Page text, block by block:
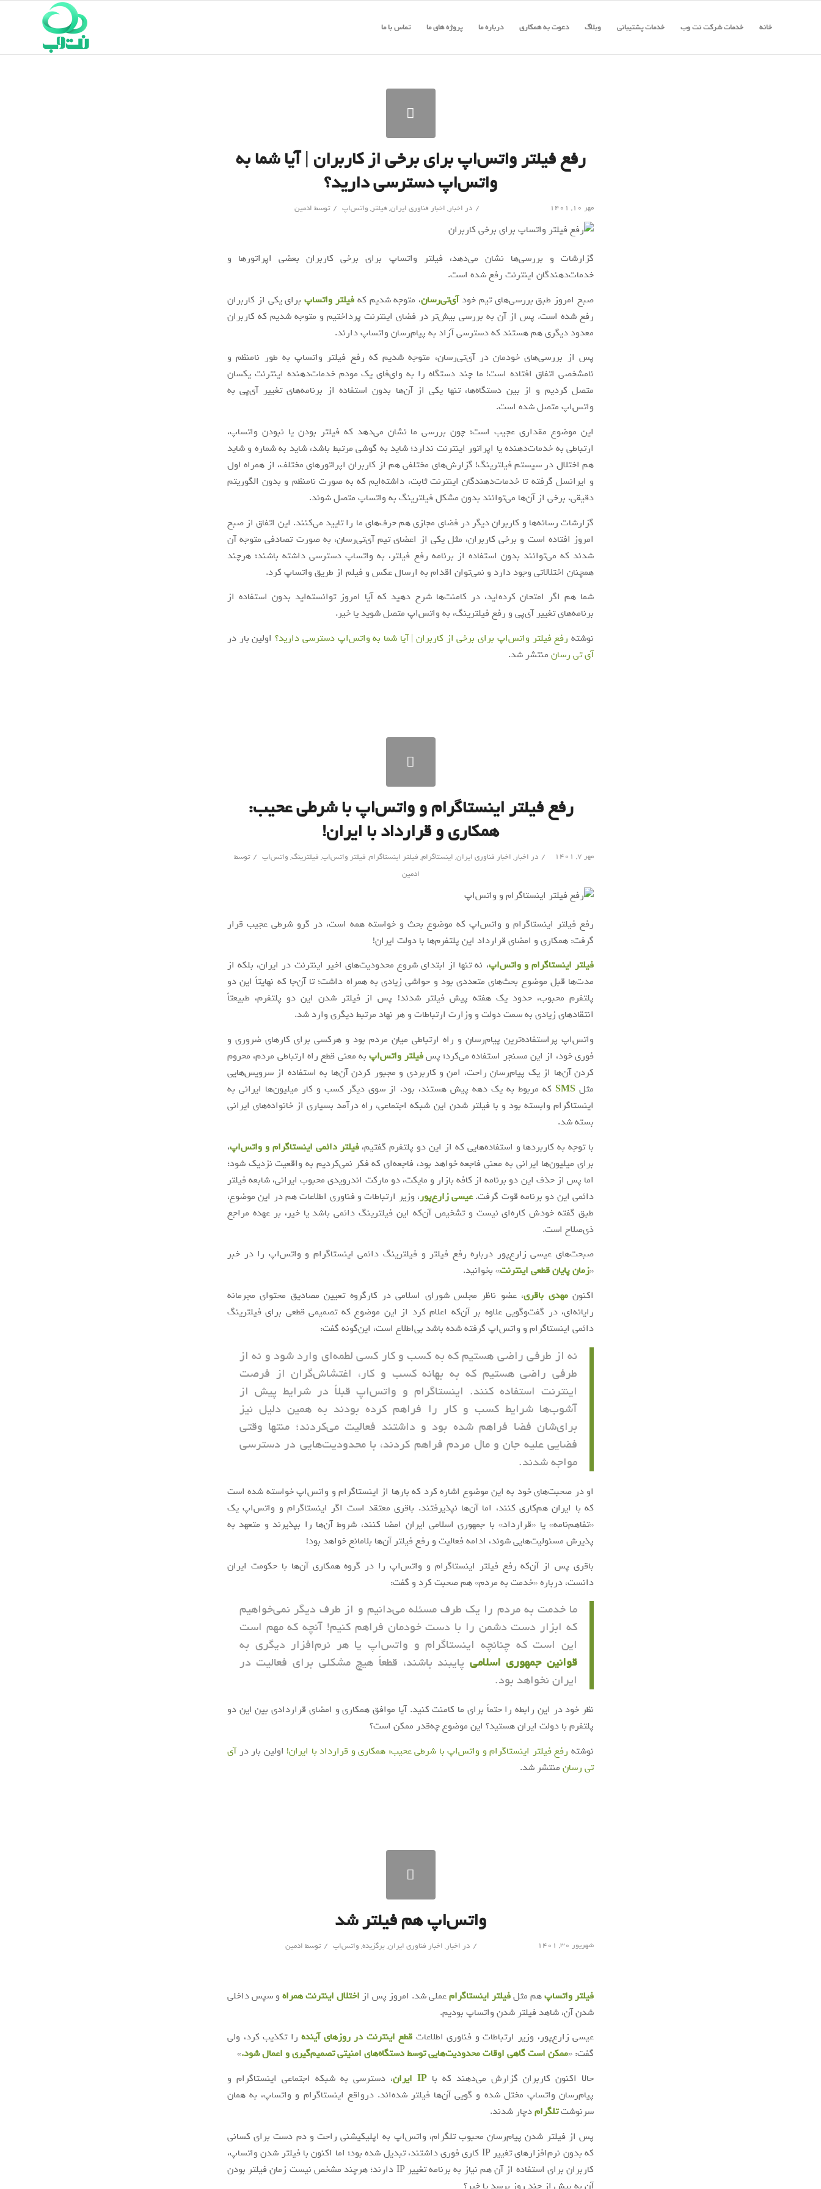
خانه خدمات شرکت نت وب خدمات پشتیبانی وبلاگ دعوت به همکاری درباره ما پروژه های ما تماس با ما
رفع فیلتر واتس‌اپ برای برخی از کاربران | آیا شما به
واتس‌اپ دسترسی دارید؟
مهر ۱۰, ۱۴۰۱ / در اخبار, اخبار فناوری ایران, فیلتر, واتس‌اپ / توسط ادمین
گزارشات و بررسی‌ها نشان می‌دهد، فیلتر واتساپ برای برخی کاربران بعضی اپراتورها و
خدمات‌دهندگان اینترنت رفع شده است.
صبح امروز طبق بررسی‌های تیم خودآی‌تی‌رسان، متوجه شدیم که فیلتر واتساپبرای یکی از کاربران
رفع شده است. پس از آن به بررسی بیش‌تر در فضای اینترنت پرداختیم و متوجه شدیم که کاربران
معدود دیگری هم هستند که دسترسی آزاد به پیام‌رسان واتساپ دارند.
پس از بررسی‌های خودمان در آی‌تی‌رسان، متوجه شدیم که رفع فیلتر واتساپ به طور نامنظم و
نامشخصی اتفاق افتاده است! ما چند دستگاه را به وای‌فای یک مودم خدمات‌دهنده اینترنت یکسان
متصل کردیم و از بین دستگاه‌ها، تنها یکی از آن‌ها بدون استفاده از برنامه‌های تغییر آی‌پی به
واتس‌اپ متصل شده است.
این موضوع مقداری عجیب است؛ چون بررسی ما نشان می‌دهد که فیلتر بودن یا نبودن واتساپ،
ارتباطی به خدمات‌دهنده یا اپراتور اینترنت ندارد؛ شاید به گوشی مرتبط باشد، شاید به شماره و شاید
هم اختلال در سیستم فیلترینگ! گزارش‌های مختلفی هم از کاربران اپراتورهای مختلف، از همراه اول
و ایرانسل گرفته تا خدمات‌دهندگان اینترنت ثابت، داشته‌ایم که به صورت نامنظم و بدون الگوریتم
دقیقی، برخی از آن‌ها می‌توانند بدون مشکل فیلترینگ به واتساپ متصل شوند.
گزارشات رسانه‌ها و کاربران دیگر در فضای مجازی هم حرف‌های ما را تایید می‌کنند. این اتفاق از صبح
امروز افتاده است و برخی کاربران، مثل یکی از اعضای تیم آی‌تی‌رسان، به صورت تصادفی متوجه آن
شدند که می‌توانند بدون استفاده از برنامه رفع فیلتر، به واتساپ دسترسی داشته باشند؛ هرچند
همچنان اختلالاتی وجود دارد و نمی‌توان اقدام به ارسال عکس و فیلم از طریق واتساپ کرد.
شما هم اگر امتحان کرده‌اید، در کامنت‌ها شرح دهید که آیا امروز توانسته‌اید بدون استفاده از
برنامه‌های تغییر آی‌پی و رفع فیلترینگ، به واتس‌اپ متصل شوید یا خیر.
نوشته رفع فیلتر واتس‌اپ برای برخی از کاربران | آیا شما به واتس‌اپ دسترسی دارید؟اولین بار در
آی‌ تی‌ رسان منتشر شد.
رفع فیلتر اینستاگرام و واتس‌اپ با شرطی عحیب:
همکاری و قرارداد با ایران!
مهر ۷, ۱۴۰۱ / در اخبار, اخبار فناوری ایران, اینستاگرام, فیلتر اینستاگرام, فیلتر واتس‌اپ, فیلترینگ, واتس‌اپ / توسط
ادمین
رفع فیلتر اینستاگرام و واتس‌اپ که موضوع بحث و خواسته همه است، در گرو شرطی عجیب قرار
گرفت: همکاری و امضای قرارداد این پلتفرم‌ها با دولت ایران!
فیلتر اینستاگرام و واتس‌اپ، نه تنها از ابتدای شروع محدودیت‌های اخیر اینترنت در ایران، بلکه از
مدت‌ها قبل موضوع بحث‌های متعددی بود و حواشی زیادی به همراه داشت؛ تا آن‌جا که نهایتاً این دو
پلتفرم محبوب، حدود یک هفته پیش فیلتر شدند! پس از فیلتر شدن این دو پلتفرم، طبیعتاً
انتقادهای زیادی به سمت دولت و وزارت ارتباطات و هر نهاد مرتبط دیگری وارد شد.
واتس‌اپ پراستفاده‌ترین پیام‌رسان و راه ارتباطی میان مردم بود و هرکسی برای کارهای ضروری و
فوری خود، از این مسنجر استفاده می‌کرد؛ پسفیلتر واتس‌اپبه معنی قطع راه ارتباطی مردم، محروم
کردن آن‌ها از یک پیام‌رسان راحت، امن و کاربردی و مجبور کردن آن‌ها به استفاده از سرویس‌هایی
مثل SMS که مربوط به یک دهه پیش هستند، بود. از سوی دیگر کسب و کار میلیون‌ها ایرانی به
اینستاگرام وابسته بود و با فیلتر شدن این شبکه اجتماعی، راه درآمد بسیاری از خانواده‌های ایرانی
بسته شد.
با توجه به کاربردها و استفاده‌هایی که از این دو پلتفرم گفتیم، فیلتر دائمی اینستاگرام و واتس‌اپ،
برای میلیون‌ها ایرانی به معنی فاجعه خواهد بود، فاجعه‌ای که فکر نمی‌کردیم به واقعیت نزدیک شود؛
اما پس از حذف این دو برنامه از کافه بازار و مایکت، دو مارکت اندرویدی محبوب ایرانی، شابعه فیلتر
دائمی این دو برنامه قوت گرفت.عیسی زارع‌پور ، وزیر ارتباطات و فناوری اطلاعات هم در این موضوع،
طبق گفته خودش کاره‌ای نیست و تشخیص آن‌که این فیلترینگ دائمی باشد یا خیر، بر عهده مراجع
ذی‌صلاح است.
صبحت‌های عیسی زارع‌پور درباره رفع فیلتر و فیلترینگ دائمی اینستاگرام و واتس‌اپ را در خبر
«زمان پایان قطعی اینترنت» بخوانید.
اکنونمهدی باقری، عضو ناظر مجلس شورای اسلامی در کارگروه تعیین مصادیق محتوای مجرمانه
رایانه‌ای، در گفت‌وگویی علاوه بر آن‌که اعلام کرد از این موضوع که تصمیمی قطعی برای فیلترینگ
دائمی اینستاگرام و واتس‌اپ گرفته شده باشد بی‌اطلاع است، این‌گونه گفت:
نه از طرفی راضی هستیم که به کسب و کار کسی لطمه‌ای وارد شود و نه از
طرفی راضی هستیم که به بهانه کسب و کار، اغتشاش‌گران از فرصت
اینترنت استفاده کنند. اینستاگرام و واتس‌اپ قبلاً در شرایط پیش از
آشوب‌ها شرایط کسب و کار را فراهم کرده بودند به همین دلیل نیز
برای‌شان فضا فراهم شده بود و داشتند فعالیت می‌کردند؛ منتها وقتی
فضایی علیه جان و مال مردم فراهم کردند، با محدودیت‌هایی در دسترسی
مواجه شدند.
او در صحبت‌های خود به این موضوع اشاره کرد که بارها از اینستاگرام و واتس‌اپ خواسته شده است
که با ایران هم‌کاری کنند، اما آن‌ها نپذیرفتند. باقری معتقد است اگر اینستاگرام و واتس‌اپ یک
«تفاهم‌نامه» یا «قرارداد» با جمهوری اسلامی ایران امضا کنند، شروط آن‌ها را بپذیرند و متعهد به
پذیرش مسئولیت‌هایی شوند، ادامه فعالیت و رفع فیلتر آن‌ها بلامانع خواهد بود!
باقری پس از آن‌که رفع فیلتر اینستاگرام و واتس‌اپ را در گروه همکاری آن‌ها با حکومت ایران
دانست، درباره «خدمت به مردم» هم صحبت کرد و گفت:
ما خدمت به مردم را یک طرف مسئله می‌دانیم و از طرف دیگر نمی‌خواهیم
که ابزار دست دشمن را با دست خودمان فراهم کنیم! آنچه که مهم است
این است که چنانچه اینستاگرام و واتس‌اپ یا هر نرم‌افزار دیگری به
قوانین جمهوری اسلامی پایبند باشند، قطعاً هیچ مشکلی برای فعالیت در
ایران نخواهد بود.
نظر خود در این رابطه را حتماً برای ما کامنت کنید. آیا موافق همکاری و امضای قراردادی بین این دو
پلتفرم با دولت ایران هستید؟ این موضوع چه‌قدر ممکن است؟
نوشته رفع فیلتر اینستاگرام و واتس‌اپ با شرطی عحیب: همکاری و قرارداد با ایران! اولین بار درآی‌
تی‌ رسان منتشر شد.
واتس‌اپ هم فیلتر شد
شهریور ۳۰, ۱۴۰۱ / در اخبار, اخبار فناوری ایران,برگزیده, واتس‌اپ / توسط ادمین
فیلتر واتساپهم مثلفیلتر اینستاگرامعملی شد. امروز پس از اختلال اینترنت همراه و سپس داخلی
شدن آن، شاهد فیلتر شدن واتساپ بودیم.
عیسی زارع‌پور، وزیر ارتباطات و فناوری اطلاعات قطع اینترنت در روزهای آینده را تکذیب کرد، ولی
گفت: «ممکن است گاهی اوقات محدودیت‌هایی توسط دستگاه‌های امنیتی تصمیم‌گیری و اعمال شود.»
حالا اکنون کاربران گزارش می‌دهند که با IP ایران
، دسترسی به شبکه اجتماعی اینستاگرام و
پیام‌رسان واتساپ مختل شده و گویی آن‌ها فیلتر شده‌اند. درواقع اینستاگرام و واتساپ، به همان
سرنوشتتلگرامدچار شدند.
پس از فیلتر شدن پیام‌رسان محبوب تلگرام، واتس‌اپ به اپلیکیشنی راحت و دم دست برای کسانی
که بدون نرم‌افزارهای تغییر IP کاری فوری داشتند، تبدیل شده بود؛ اما اکنون با فیلتر شدن واتساپ،
کاربران برای استفاده از آن هم نیاز به برنامه تغییر IP دارند؛ هرچند مشخص نیست زمان فیلتر بودن
آن به بیش از چند روز برسد یا خیر؟